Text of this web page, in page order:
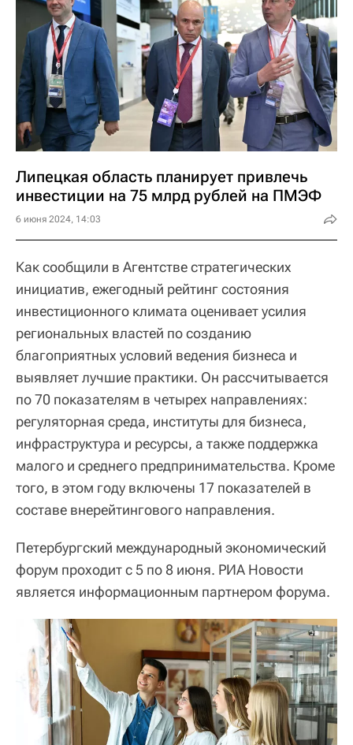
Липецкая область планирует привлечь
инвестиции на 75 млрд рублей на ПМЭФ
6 июня 2024, 14:03
Как сообщили в Агентстве стратегических
инициатив, ежегодный рейтинг состояния
инвестиционного климата оценивает усилия
региональных властей по созданию
благоприятных условий ведения бизнеса и
выявляет лучшие практики. Он рассчитывается
по 70 показателям в четырех направлениях:
регуляторная среда, институты для бизнеса,
инфраструктура и ресурсы, а также поддержка
малого и среднего предпринимательства. Кроме
того, в этом году включены 17 показателей в
составе внерейтингового направления.
Петербургский международный экономический
форум проходит с 5 по 8 июня. РИА Новости
является информационным партнером форума.